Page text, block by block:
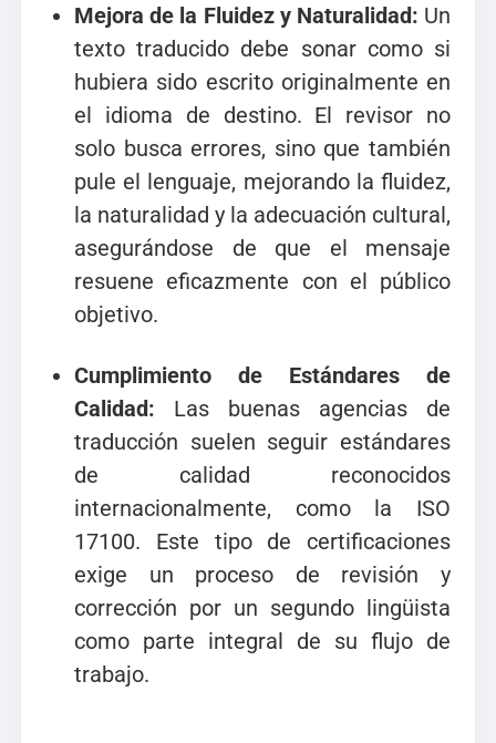
Mejora de la Fluidez y Naturalidad: Un
texto traducido debe sonar como si
hubiera sido escrito originalmente en
el idioma de destino. El revisor no
solo busca errores, sino que también
pule el lenguaje, mejorando la fluidez,
la naturalidad y la adecuación cultural,
asegurándose de que el mensaje
resuene eficazmente con el público
objetivo.
Cumplimiento de Estándares de
Calidad: Las buenas agencias de
traducción suelen seguir estándares
de calidad reconocidos
internacionalmente, como la ISO
17100. Este tipo de certificaciones
exige un proceso de revisión y
corrección por un segundo lingüista
como parte integral de su flujo de
trabajo.